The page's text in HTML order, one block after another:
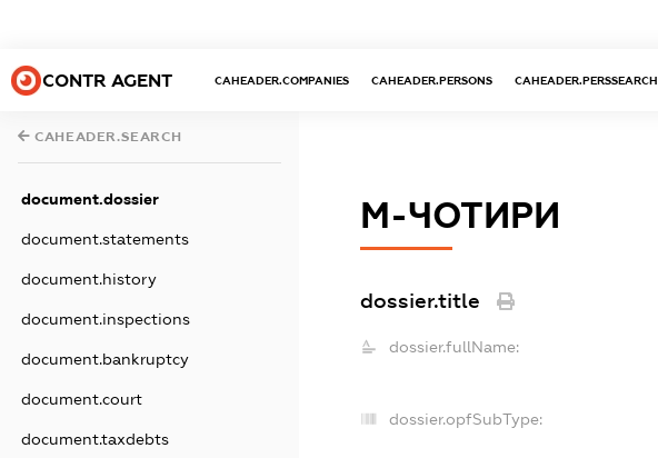
CONTR AGENT CAHEADER.COMPANIES CAHEADER.PERSONS CAHEADER.PERSSEARCH
CAHEADER.SEARCH
document.dossier
document.statements
document.history
document.inspections
document.bankruptcy
document.court
document.taxdebts
М-ЧОТИРИ
dossier.title
dossier.fullName:
dossier.opfSubType: